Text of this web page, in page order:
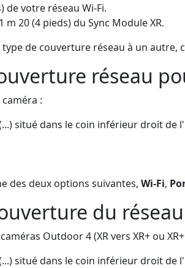
de votre réseau Wi-Fi.
20 (4 pieds) du Sync Module XR.
de couverture réseau à un autre,
réseau
:
situé dans le coin inférieur droit de
des deux options suivantes, Wi-Fi,
du
Outdoor 4 (XR vers XR+ ou
situé dans le coin inférieur droit de